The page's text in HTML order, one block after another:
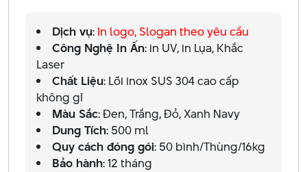
Dịch vụ: In logo, Slogan theo yêu cầu
Công Nghệ In Ấn: in UV, in Lụa, Khắc
Laser
Chất Liệu: Lõi inox SUS 304 cao cấp
không gỉ
Màu Sắc: Đen, Trắng, Đỏ, Xanh Navy
Dung Tích: 500 ml
Quy cách đóng gói: 50 bình/Thùng/16kg
Bảo hành: 12 tháng